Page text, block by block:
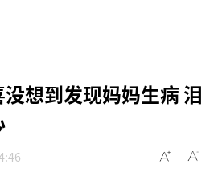
想到发现妈妈生病 泪